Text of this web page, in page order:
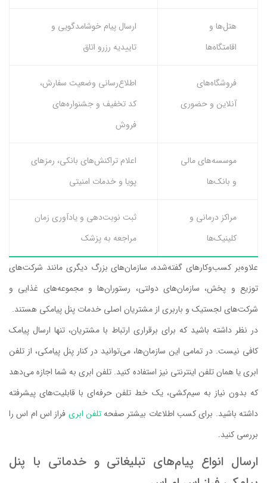
هتل‌ها و
اقامتگاه‌ها
ارسال پیام خوشامدگویی و
تاییدیه رزرو اتاق
فروشگاه‌های
آنلاین و حضوری
اطلاع‌رسانی وضعیت سفارش،
کد تخفیف و جشنواره‌های
فروش
موسسه‌های مالی
و بانک‌ها
اعلام تراکنش‌های بانکی، رمزهای
پویا و خدمات امنیتی
مراکز درمانی و
کلینیک‌ها
ثبت نوبت‌دهی و یادآوری زمان
مراجعه به پزشک
علاوه‌بر کسب‌وکارهای گفته‌شده، سازمان‌های بزرگ دیگری مانند شرکت‌های
توزیع و پخش، سازمان‌های دولتی، رستوران‌ها و مجموعه‌های غذایی و
شرکت‌های لجستیک و باربری از مشتریان اصلی خدمات پنل پیامکی هستند.
در نظر داشته باشید که برای برقراری ارتباط با مشتریان، تنها ارسال پیامک
کافی نیست. در تمامی این سازمان‌ها، می‌توانید در کنار پنل پیامکی، از تلفن
ابری یا همان تلفن اینترنتی نیز استفاده کنید. تلفن ابری به شما اجازه می‌دهد
که بدون نیاز به سیم‌کشی، یک خط تلفن حرفه‌ای با قابلیت‌های پیشرفته
داشته باشید. برای کسب اطلاعات بیشتر صفحهتلفن ابری فراز اس ام اس را
بررسی کنید.
ارسال انواع پیام‌های تبلیغاتی و خدماتی با پنل